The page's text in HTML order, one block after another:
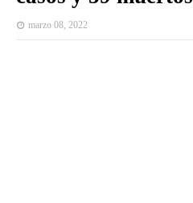
marzo 08, 2022